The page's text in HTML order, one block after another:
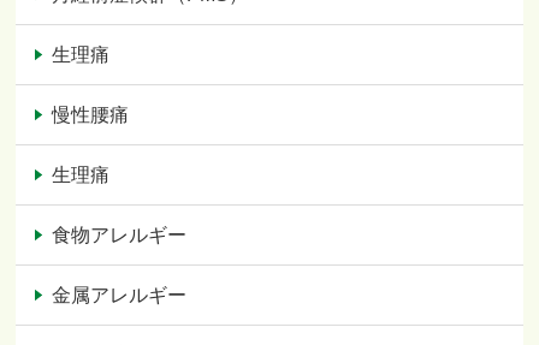
生理痛
慢性腰痛
生理痛
食物アレルギー
金属アレルギー